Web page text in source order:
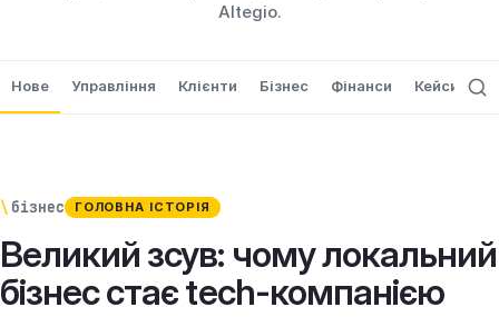
Altegio.
Нове Управління Клієнти Бізнес Фінанси Кейси
\ бізнес ГОЛОВНА ІСТОРІЯ
Великий зсув: чому локальний
бізнес стає tech-компанією